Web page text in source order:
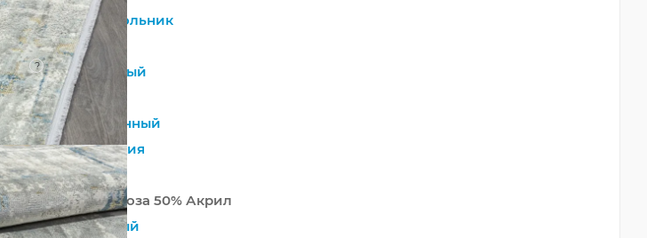
Прямоугольник
Серый
?
Смешанный
Вискоза
Современный
Абстракция
Турция
50% Вискоза 50% Акрил
Машинный